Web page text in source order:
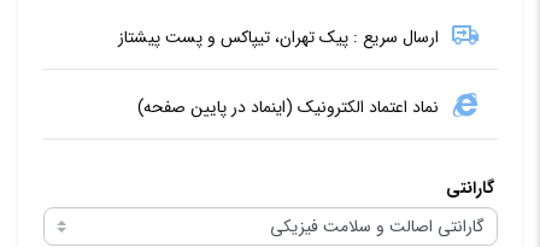
ارسال سریع : پیک تهران، تیپاکس و پست پیشتاز
نماد اعتماد الکترونیک (اینماد در پایین صفحه)
گارانتی